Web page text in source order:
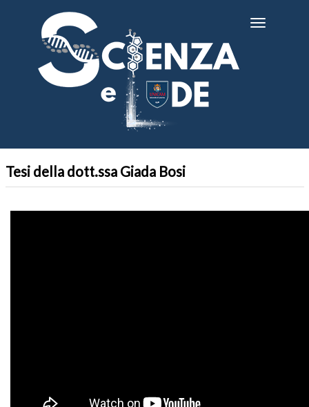
contenuto
Toggle
Tesi della dott.ssa Giada Bosi